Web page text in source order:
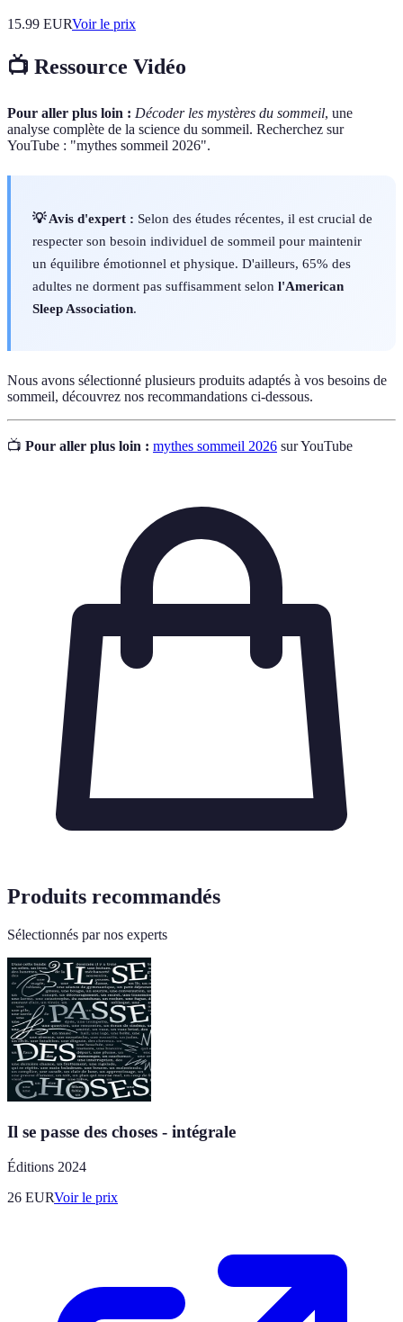
15.99 EURVoir le prix
📺 Ressource Vidéo
Pour aller plus loin : Décoder les mystères du sommeil, une
analyse complète de la science du sommeil. Recherchez sur
YouTube : "mythes sommeil 2026".
💡 Avis d'expert : Selon des études récentes, il est crucial de
respecter son besoin individuel de sommeil pour maintenir
un équilibre émotionnel et physique. D'ailleurs, 65% des
adultes ne dorment pas suffisamment selon l'American
Sleep Association.
Nous avons sélectionné plusieurs produits adaptés à vos besoins de
sommeil, découvrez nos recommandations ci-dessous.
📺 Pour aller plus loin : mythes sommeil 2026 sur YouTube
Produits recommandés
Sélectionnés par nos experts
Il se passe des choses - intégrale
Éditions 2024
26 EURVoir le prix